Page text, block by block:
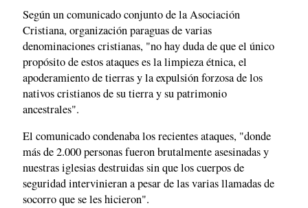
Según un comunicado conjunto de la Asociación
Cristiana, organización paraguas de varias
denominaciones cristianas, "no hay duda de que el único
propósito de estos ataques es la limpieza étnica, el
apoderamiento de tierras y la expulsión forzosa de los
nativos cristianos de su tierra y su patrimonio
ancestrales".
El comunicado condenaba los recientes ataques, "donde
más de 2.000 personas fueron brutalmente asesinadas y
nuestras iglesias destruidas sin que los cuerpos de
seguridad intervinieran a pesar de las varias llamadas de
socorro que se les hicieron".